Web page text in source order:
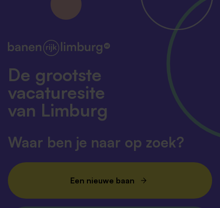
De grootste
vacaturesite
van Limburg
Waar ben je naar op zoek?
Een nieuwe baan